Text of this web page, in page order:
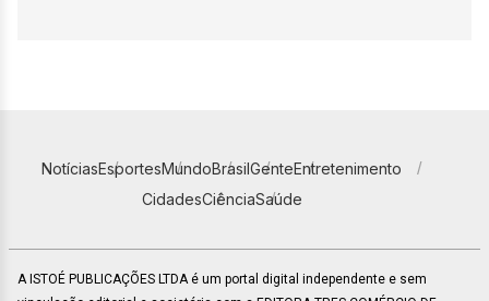
NotíciasEsportesMundoBrasilGenteEntretenimento
CidadesCiênciaSaúde
A ISTOÉ PUBLICAÇÕES LTDA é um portal digital independente e sem